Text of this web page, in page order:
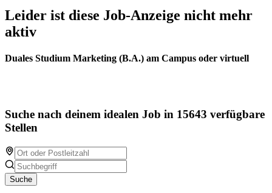
Leider ist diese Job-Anzeige nicht mehr
aktiv
Duales Studium Marketing (B.A.) am Campus oder virtuell
Suche nach deinem idealen Job in 15643 verfügbare
Stellen
Suche